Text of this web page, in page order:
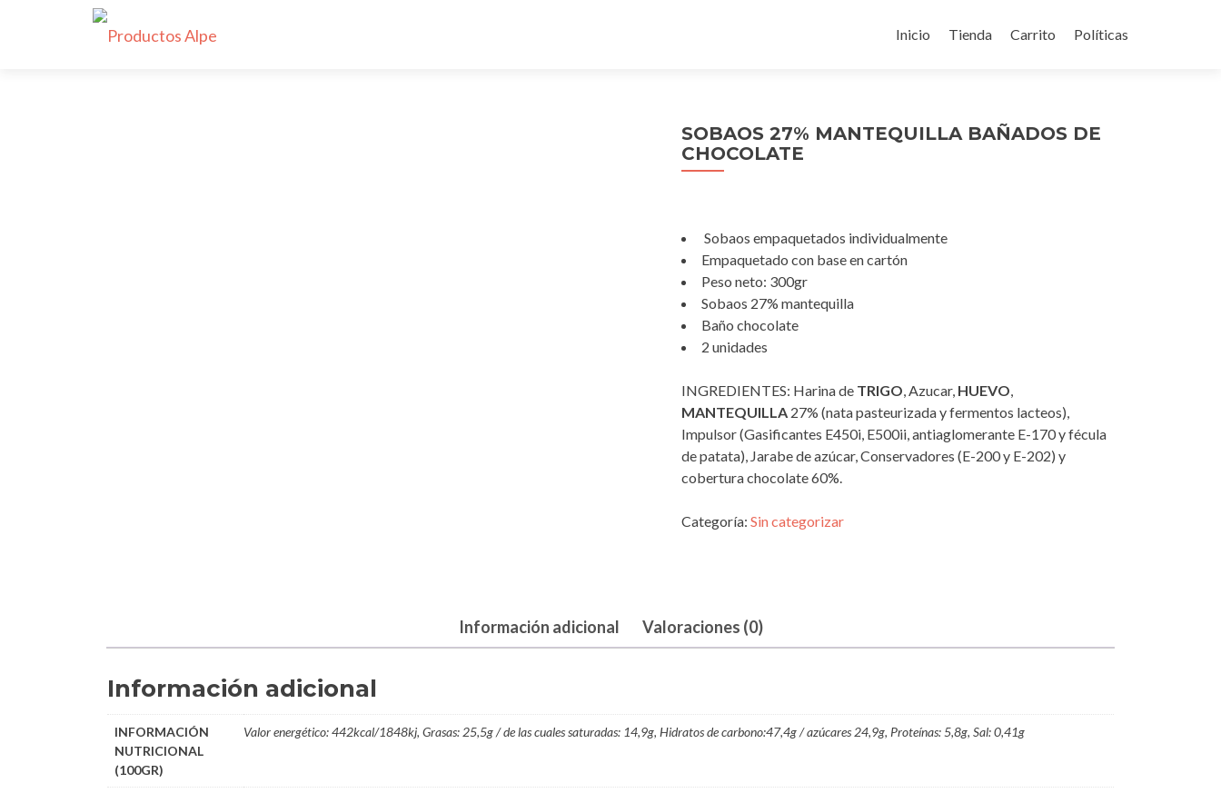
al
Inicio Tienda Carrito Políticas
SOBAOS 27% MANTEQUILLA BAÑADOS DE
CHOCOLATE
Sobaos empaquetados individualmente
Empaquetado con base en cartón
Peso neto: 300gr
Sobaos 27% mantequilla
Baño chocolate
2 unidades
INGREDIENTES: Harina de TRIGO, Azucar, HUEVO,
MANTEQUILLA27% (nata pasteurizada y fermentos lacteos),
Impulsor (Gasificantes E450i, E500ii, antiaglomerante E-170 y fécula
de patata), Jarabe de azúcar, Conservadores (E-200 y E-202) y
cobertura chocolate 60%.
Categoría: Sin categorizar
Información adicional Valoraciones (0)
Información adicional
INFORMACIÓN
NUTRICIONAL
(100GR)
Valor energético: 442kcal/1848kj, Grasas: 25,5g / de las cuales saturadas: 14,9g, Hidratos de carbono:47,4g / azúcares 24,9g, Proteínas: 5,8g, Sal: 0,41g